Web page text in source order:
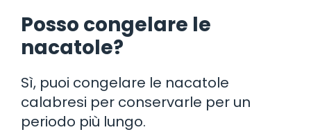
Posso congelare le
nacatole?
Sì, puoi congelare le nacatole
calabresi per conservarle per un
periodo più lungo.